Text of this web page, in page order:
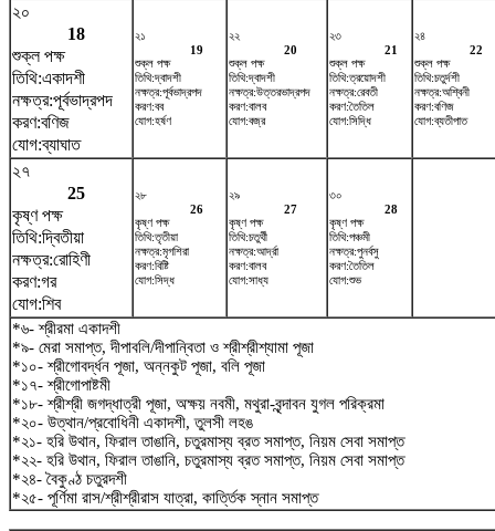
২০
18
শুক্ল পক্ষ
তিথি:একাদশী
নক্ষত্র:পূর্বভাদ্রপদ
করণ:বণিজ
যোগ:ব্যাঘাত
২১
19
শুক্ল পক্ষ
তিথি:দ্বাদশী
নক্ষত্র:পূর্বভাদ্রপদ
করণ:বব
যোগ:হর্ষণ
২২
20
শুক্ল পক্ষ
তিথি:দ্বাদশী
নক্ষত্র:উত্তরভাদ্রপদ
করণ:বালব
যোগ:বজ্র
২৩
21
শুক্ল পক্ষ
তিথি:ত্রয়োদশী
নক্ষত্র:রেবতী
করণ:তৈতিল
যোগ:সিদ্ধি
২৪
22
শুক্ল পক্ষ
তিথি:চতুর্দশী
নক্ষত্র:অশ্বিনী
করণ:বণিজ
যোগ:ব্যতীপাত
২৭
25
কৃষ্ণ পক্ষ
তিথি:দ্বিতীয়া
নক্ষত্র:রোহিণী
করণ:গর
যোগ:শিব
২৮
26
কৃষ্ণ পক্ষ
তিথি:তৃতীয়া
নক্ষত্র:মৃগশিরা
করণ:বিষ্টি
যোগ:সিদ্ধ
২৯
27
কৃষ্ণ পক্ষ
তিথি:চতুর্থী
নক্ষত্র:আর্দ্রা
করণ:বালব
যোগ:সাধ্য
৩০
28
কৃষ্ণ পক্ষ
তিথি:পঞ্চমী
নক্ষত্র:পুনর্বসু
করণ:তৈতিল
যোগ:শুভ
*৬- শ্রীরমা একাদশী
*৯- মেরা সমাপ্ত, দীপাবলি/দীপান্বিতা ও শ্রীশ্রীশ্যামা পূজা
*১০- শ্রীগোবর্দ্ধন পূজা, অন্নকুট পূজা, বলি পূজা
*১৭- শ্রীগোপাষ্টমী
*১৮- শ্রীশ্রী জগদ্ধাত্রী পূজা, অক্ষয় নবমী, মথুরা-বৃন্দাবন যুগল পরিক্রমা
*২০- উত্থান/প্রবোধিনী একাদশী, তুলসী লহঙ
*২১- হরি উথান, ফিরাল তাঙানি, চতুরমাস্য ব্রত সমাপ্ত, নিয়ম সেবা সমাপ্ত
*২২- হরি উথান, ফিরাল তাঙানি, চতুরমাস্য ব্রত সমাপ্ত, নিয়ম সেবা সমাপ্ত
*২৪- বৈকুণ্ঠ চতুরদশী
*২৫- পূর্ণিমা রাস/শ্রীশ্রীরাস যাত্রা, কার্ত্তিক স্নান সমাপ্ত